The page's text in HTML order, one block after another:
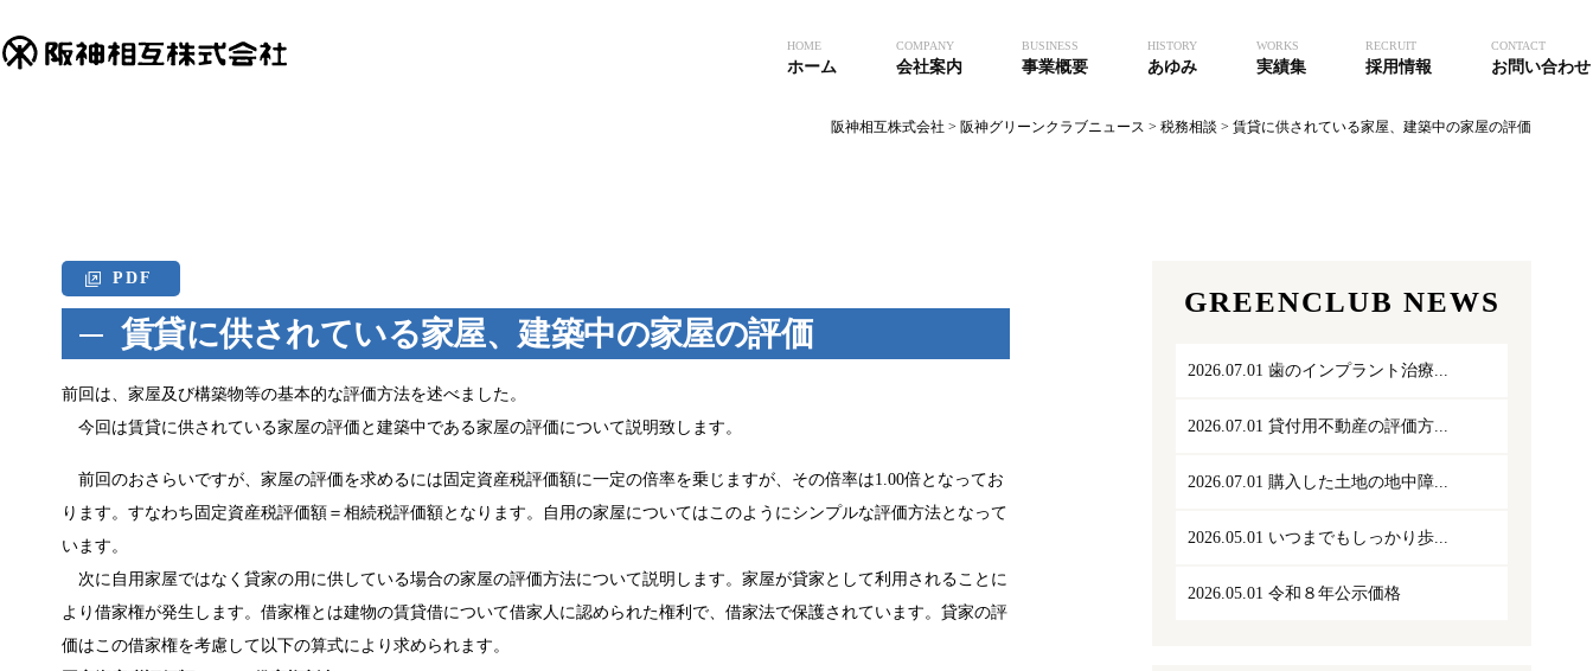
HOME
ホーム
COMPANY
会社案内
BUSINESS
事業概要
HISTORY
あゆみ
WORKS
実績集
RECRUIT
採用情報
CONTACT
お問い合わせ
阪神相互株式会社 > 阪神グリーンクラブニュース > 税務相談 > 賃貸に供されている家屋、建築中の家屋の評価
PDF
賃貸に供されている家屋、建築中の家屋の評価
前回は、家屋及び構築物等の基本的な評価方法を述べました。
今回は賃貸に供されている家屋の評価と建築中である家屋の評価について説明致します。
前回のおさらいですが、家屋の評価を求めるには固定資産税評価額に一定の倍率を乗じますが、その倍率は1.00倍となってお
ります。すなわち固定資産税評価額＝相続税評価額となります。自用の家屋についてはこのようにシンプルな評価方法となって
います。
次に自用家屋ではなく貸家の用に供している場合の家屋の評価方法について説明します。家屋が貸家として利用されることに
より借家権が発生します。借家権とは建物の賃貸借について借家人に認められた権利で、借家法で保護されています。貸家の評
価はこの借家権を考慮して以下の算式により求められます。
GREENCLUB NEWS
2026.07.01 歯のインプラント治療...
2026.07.01 貸付用不動産の評価方...
2026.07.01 購入した土地の地中障...
2026.05.01 いつまでもしっかり歩...
2026.05.01 令和８年公示価格